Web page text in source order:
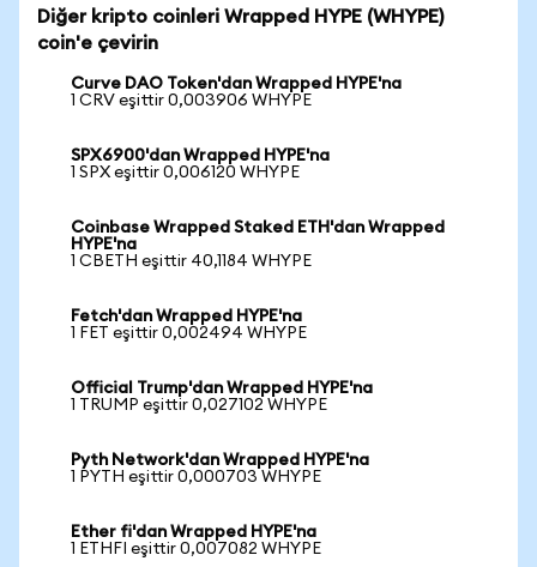
Diğer kripto coinleri Wrapped HYPE (WHYPE)
coin'e çevirin
Curve DAO Token'dan Wrapped HYPE'na
1 CRV eşittir 0,003906 WHYPE
SPX6900'dan Wrapped HYPE'na
1 SPX eşittir 0,006120 WHYPE
Coinbase Wrapped Staked ETH'dan Wrapped
HYPE'na
1 CBETH eşittir 40,1184 WHYPE
Fetch'dan Wrapped HYPE'na
1 FET eşittir 0,002494 WHYPE
Official Trump'dan Wrapped HYPE'na
1 TRUMP eşittir 0,027102 WHYPE
Pyth Network'dan Wrapped HYPE'na
1 PYTH eşittir 0,000703 WHYPE
Ether fi'dan Wrapped HYPE'na
1 ETHFI eşittir 0,007082 WHYPE